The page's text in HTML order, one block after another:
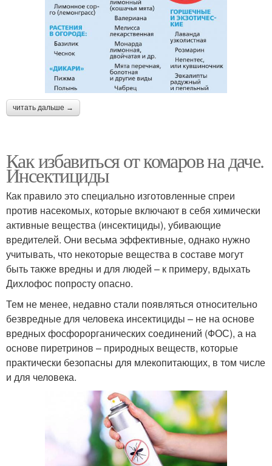
читать дальше →
Как избавиться от комаров на даче.
Инсектициды
Как правило это специально изготовленные спреи
против насекомых, которые включают в себя химически
активные вещества (инсектициды), убивающие
вредителей. Они весьма эффективные, однако нужно
учитывать, что некоторые вещества в составе могут
быть также вредны и для людей – к примеру, вдыхать
Дихлофос попросту опасно.
Тем не менее, недавно стали появляться относительно
безвредные для человека инсектициды – не на основе
вредных фосфорорганических соединений (ФОС), а на
основе пиретринов – природных веществ, которые
практически безопасны для млекопитающих, в том числе
и для человека.